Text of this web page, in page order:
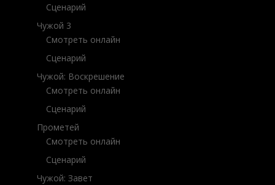
Сценарий
Чужой 3
Смотреть онлайн
Сценарий
Чужой: Воскрешение
Смотреть онлайн
Сценарий
Прометей
Смотреть онлайн
Сценарий
Чужой: Завет